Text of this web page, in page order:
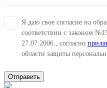
Я даю свое согласие на
соответствии с законом
27.07.2006., согласно
области защиты
Отправить